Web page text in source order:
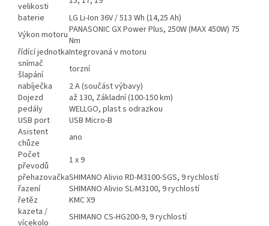
velikosti
baterie
LG Li-Ion 36V / 513 Wh (14,25 Ah)
Výkon motoruPANASONIC GX Power Plus, 250W (MAX 450W) 75
Nm
řídící jednotkaIntegrovaná v motoru
snímač
šlapání
torzní
nabíječka
2 A (součást výbavy)
Dojezd
až 130, Základní (100-150 km)
pedály
WELLGO, plast s odrazkou
USB port
USB Micro-B
Asistent
chůze
ano
Počet
převodů
1 x 9
přehazovačkaSHIMANO Alivio RD-M3100-SGS, 9 rychlostí
řazení
SHIMANO Alivio SL-M3100, 9 rychlostí
řetěz
KMC X9
kazeta /
vícekolo
SHIMANO CS-HG200-9, 9 rychlostí